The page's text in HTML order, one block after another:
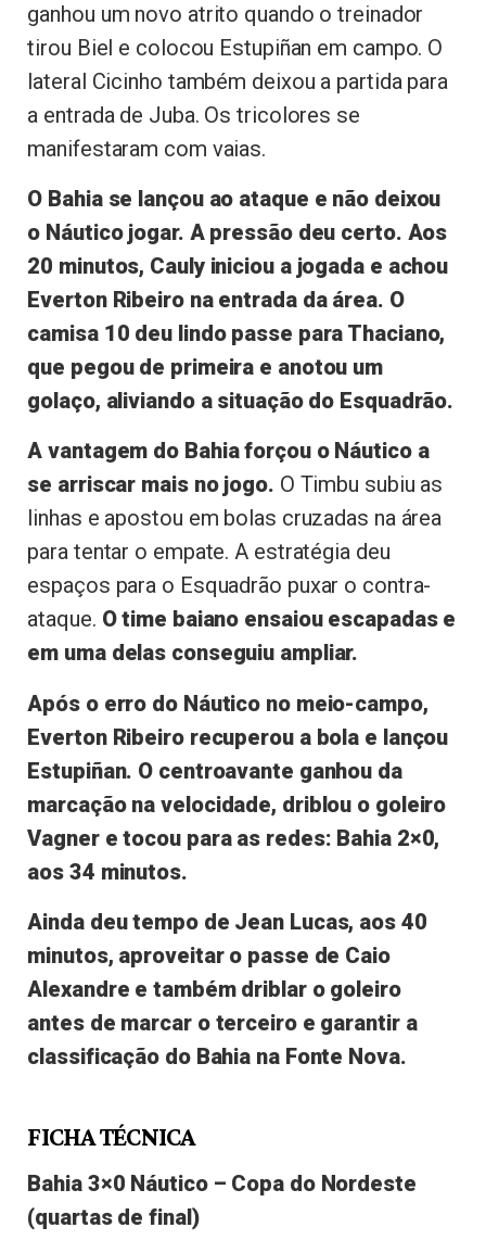
ganhou um novo atrito quando o treinador
tirou Biel e colocou Estupiñan em campo. O
lateral Cicinho também deixou a partida para
a entrada de Juba. Os tricolores se
manifestaram com vaias.
O Bahia se lançou ao ataque e não deixou
o Náutico jogar. A pressão deu certo. Aos
20 minutos, Cauly iniciou a jogada e achou
Everton Ribeiro na entrada da área. O
camisa 10 deu lindo passe para Thaciano,
que pegou de primeira e anotou um
golaço, aliviando a situação do Esquadrão.
A vantagem do Bahia forçou o Náutico a
se arriscar mais no jogo. O Timbu subiu as
linhas e apostou em bolas cruzadas na área
para tentar o empate. A estratégia deu
espaços para o Esquadrão puxar o contra-
ataque. O time baiano ensaiou escapadas e
em uma delas conseguiu ampliar.
Após o erro do Náutico no meio-campo,
Everton Ribeiro recuperou a bola e lançou
Estupiñan. O centroavante ganhou da
marcação na velocidade, driblou o goleiro
Vagner e tocou para as redes: Bahia 2×0,
aos 34 minutos.
Ainda deu tempo de Jean Lucas, aos 40
minutos, aproveitar o passe de Caio
Alexandre e também driblar o goleiro
antes de marcar o terceiro e garantir a
classificação do Bahia na Fonte Nova.
FICHA TÉCNICA
Bahia 3×0 Náutico – Copa do Nordeste
(quartas de final)